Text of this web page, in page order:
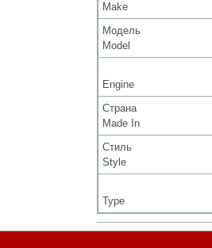
Make
Модель
Model
Engine
Страна
Made In
Стиль
Style
Type